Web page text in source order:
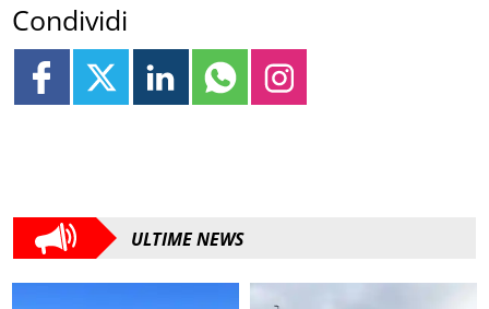
Condividi
ULTIME NEWS